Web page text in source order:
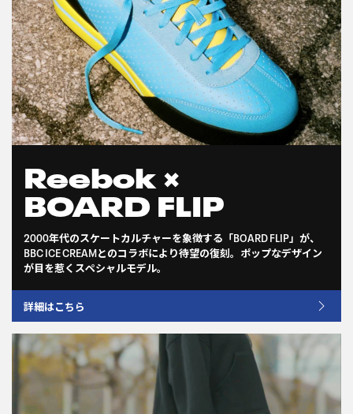
Reebok ×
BOARD FLIP
2000年代のスケートカルチャーを象徴する「BOARD FLIP」が、
BBC ICE CREAMとのコラボにより待望の復刻。ポップなデザイン
が目を惹くスペシャルモデル。
詳細はこちら